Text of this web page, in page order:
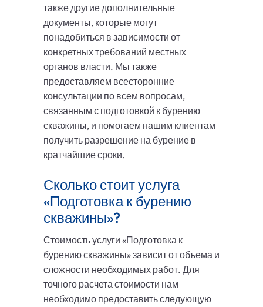
также другие дополнительные
документы, которые могут
понадобиться в зависимости от
конкретных требований местных
органов власти. Мы также
предоставляем всесторонние
консультации по всем вопросам,
связанным с подготовкой к бурению
скважины, и помогаем нашим клиентам
получить разрешение на бурение в
кратчайшие сроки.
Сколько стоит услуга
«Подготовка к бурению
скважины»?
Стоимость услуги «Подготовка к
бурению скважины» зависит от объема и
сложности необходимых работ. Для
точного расчета стоимости нам
необходимо предоставить следующую